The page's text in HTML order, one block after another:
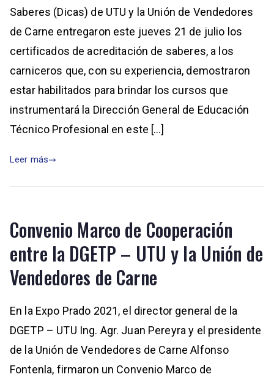
Saberes (Dicas) de UTU y la Unión de Vendedores
de Carne entregaron este jueves 21 de julio los
certificados de acreditación de saberes, a los
carniceros que, con su experiencia, demostraron
estar habilitados para brindar los cursos que
instrumentará la Dirección General de Educación
Técnico Profesional en este […]
Leer más
Convenio Marco de Cooperación
entre la DGETP – UTU y la Unión de
Vendedores de Carne
En la Expo Prado 2021, el director general de la
DGETP – UTU Ing. Agr. Juan Pereyra y el presidente
de la Unión de Vendedores de Carne Alfonso
Fontenla, firmaron un Convenio Marco de